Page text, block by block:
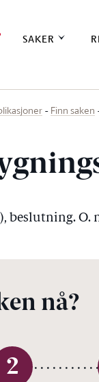
SAKER
Finn saken
beslutning. O.
nå?
2